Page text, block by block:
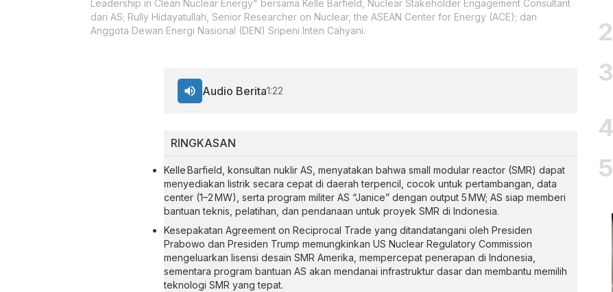
Leadership in Clean Nuclear Energy" bersama Kelle Barfield, Nuclear Stakeholder Engagement Consultant
dari AS; Rully Hidayatullah, Senior Researcher on Nuclear, the ASEAN Center for Energy (ACE); dan
Anggota Dewan Energi Nasional (DEN) Sripeni Inten Cahyani.
RINGKASAN
Kelle Barfield, konsultan nuklir AS, menyatakan bahwa small modular reactor (SMR) dapat
menyediakan listrik secara cepat di daerah terpencil, cocok untuk pertambangan, data
center (1–2 MW), serta program militer AS “Janice” dengan output 5 MW; AS siap memberi
bantuan teknis, pelatihan, dan pendanaan untuk proyek SMR di Indonesia.
Kesepakatan Agreement on Reciprocal Trade yang ditandatangani oleh Presiden
Prabowo dan Presiden Trump memungkinkan US Nuclear Regulatory Commission
mengeluarkan lisensi desain SMR Amerika, mempercepat penerapan di Indonesia,
sementara program bantuan AS akan mendanai infrastruktur dasar dan membantu memilih
teknologi SMR yang tepat.
Audio Berita1:22